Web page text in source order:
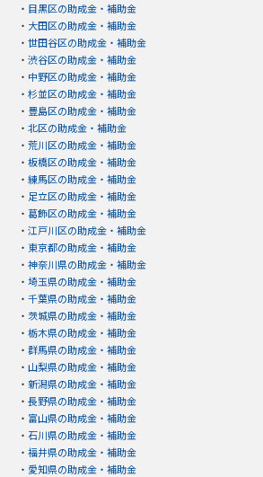
・ 目黒区の助成金・補助金
・ 大田区の助成金・補助金
・ 世田谷区の助成金・補助金
・ 渋谷区の助成金・補助金
・ 中野区の助成金・補助金
・ 杉並区の助成金・補助金
・ 豊島区の助成金・補助金
・ 北区の助成金・補助金
・ 荒川区の助成金・補助金
・ 板橋区の助成金・補助金
・ 練馬区の助成金・補助金
・ 足立区の助成金・補助金
・ 葛飾区の助成金・補助金
・ 江戸川区の助成金・補助金
・ 東京都の助成金・補助金
・ 神奈川県の助成金・補助金
・ 埼玉県の助成金・補助金
・ 千葉県の助成金・補助金
・ 茨城県の助成金・補助金
・ 栃木県の助成金・補助金
・ 群馬県の助成金・補助金
・ 山梨県の助成金・補助金
・ 新潟県の助成金・補助金
・ 長野県の助成金・補助金
・ 富山県の助成金・補助金
・ 石川県の助成金・補助金
・ 福井県の助成金・補助金
・ 愛知県の助成金・補助金